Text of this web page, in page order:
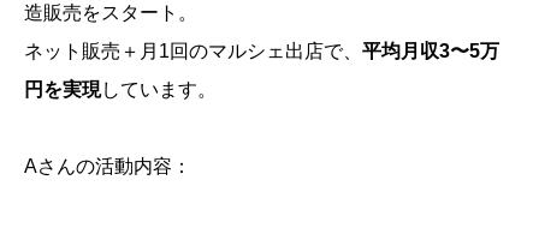
造販売をスタート。
ネット販売＋月1回のマルシェ出店で、 平均月収3〜5万
円を実現しています。
Aさんの活動内容：